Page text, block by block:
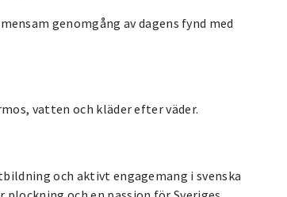
genomgång av dagens fynd med
vatten och kläder efter väder.
och aktivt engagemang i svenska